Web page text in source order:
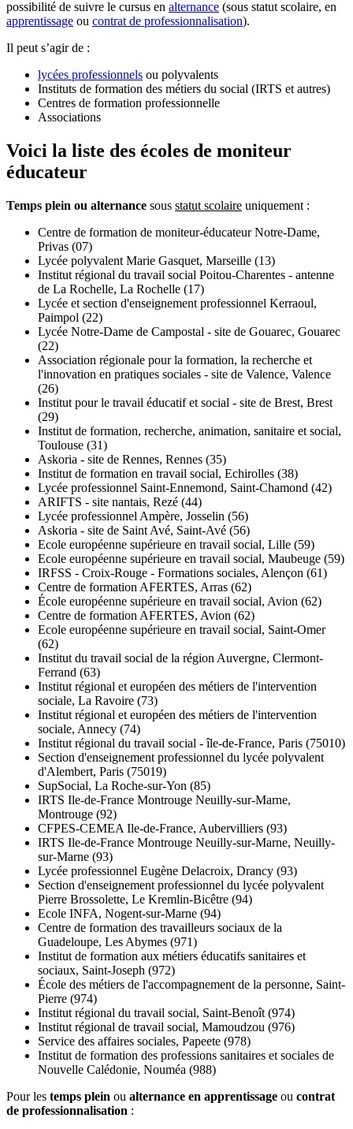
possibilité de suivre le cursus en alternance (sous statut scolaire, en
apprentissage ou contrat de professionnalisation).
Il peut s’agir de :
lycées professionnels ou polyvalents
Instituts de formation des métiers du social (IRTS et autres)
Centres de formation professionnelle
Associations
Voici la liste des écoles de moniteur
éducateur
Temps plein ou alternance sous statut scolaire uniquement :
Centre de formation de moniteur-éducateur Notre-Dame,
Privas (07)
Lycée polyvalent Marie Gasquet, Marseille (13)
Institut régional du travail social Poitou-Charentes - antenne
de La Rochelle, La Rochelle (17)
Lycée et section d'enseignement professionnel Kerraoul,
Paimpol (22)
Lycée Notre-Dame de Campostal - site de Gouarec, Gouarec
(22)
Association régionale pour la formation, la recherche et
l'innovation en pratiques sociales - site de Valence, Valence
(26)
Institut pour le travail éducatif et social - site de Brest, Brest
(29)
Institut de formation, recherche, animation, sanitaire et social,
Toulouse (31)
Askoria - site de Rennes, Rennes (35)
Institut de formation en travail social, Echirolles (38)
Lycée professionnel Saint-Ennemond, Saint-Chamond (42)
ARIFTS - site nantais, Rezé (44)
Lycée professionnel Ampère, Josselin (56)
Askoria - site de Saint Avé, Saint-Avé (56)
Ecole européenne supérieure en travail social, Lille (59)
Ecole européenne supérieure en travail social, Maubeuge (59)
IRFSS - Croix-Rouge - Formations sociales, Alençon (61)
Centre de formation AFERTES, Arras (62)
École européenne supérieure en travail social, Avion (62)
Centre de formation AFERTES, Avion (62)
Ecole européenne supérieure en travail social, Saint-Omer
(62)
Institut du travail social de la région Auvergne, Clermont-
Ferrand (63)
Institut régional et européen des métiers de l'intervention
sociale, La Ravoire (73)
Institut régional et européen des métiers de l'intervention
sociale, Annecy (74)
Institut régional du travail social - île-de-France, Paris (75010)
Section d'enseignement professionnel du lycée polyvalent
d'Alembert, Paris (75019)
SupSocial, La Roche-sur-Yon (85)
IRTS Ile-de-France Montrouge Neuilly-sur-Marne,
Montrouge (92)
CFPES-CEMEA Ile-de-France, Aubervilliers (93)
IRTS Ile-de-France Montrouge Neuilly-sur-Marne, Neuilly-
sur-Marne (93)
Lycée professionnel Eugène Delacroix, Drancy (93)
Section d'enseignement professionnel du lycée polyvalent
Pierre Brossolette, Le Kremlin-Bicêtre (94)
Ecole INFA, Nogent-sur-Marne (94)
Centre de formation des travailleurs sociaux de la
Guadeloupe, Les Abymes (971)
Institut de formation aux métiers éducatifs sanitaires et
sociaux, Saint-Joseph (972)
École des métiers de l'accompagnement de la personne, Saint-
Pierre (974)
Institut régional du travail social, Saint-Benoît (974)
Institut régional de travail social, Mamoudzou (976)
Service des affaires sociales, Papeete (978)
Institut de formation des professions sanitaires et sociales de
Nouvelle Calédonie, Nouméa (988)
Pour les temps plein ou alternance en apprentissage ou contrat
de professionnalisation :